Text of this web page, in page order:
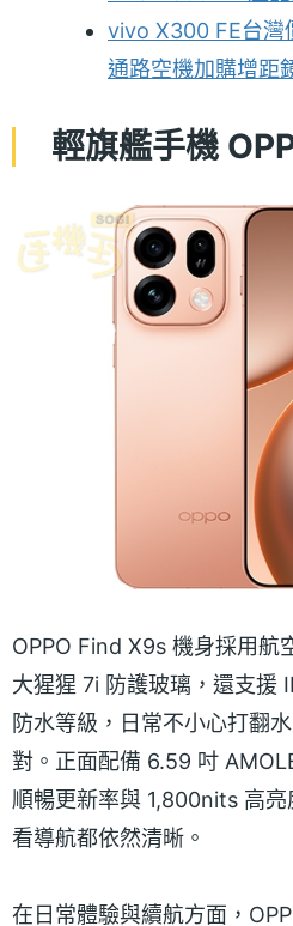
vivo X300 FE台灣
通路空機加購增距
輕旗艦手機
OPPO Find X9s 機身採用航
大猩猩 7i 防護玻璃，還支援
防水等級，日常不小心打翻
對。正面配備 6.59 吋
順暢更新率與 1,800nits 高亮
看導航都依然清晰。
在日常體驗與續航方面，